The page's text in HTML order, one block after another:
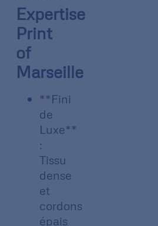
Expertise
Print
of
Marseille
**Fini
de
Luxe**
:
Tissu
dense
et
cordons
épais